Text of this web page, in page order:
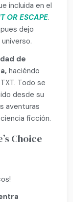
incluida en el
OR ESCAPE.
dejo
de
haciéndo
Todo se
desde su
aventuras
ficción.
Choice